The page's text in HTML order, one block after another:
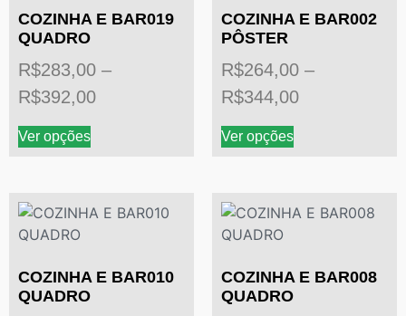
COZINHA E BAR019
QUADRO
R$283,00 –
R$392,00
Ver opções
COZINHA E BAR002
PÔSTER
R$264,00 –
R$344,00
Ver opções
COZINHA E BAR010
QUADRO
COZINHA E BAR008
QUADRO